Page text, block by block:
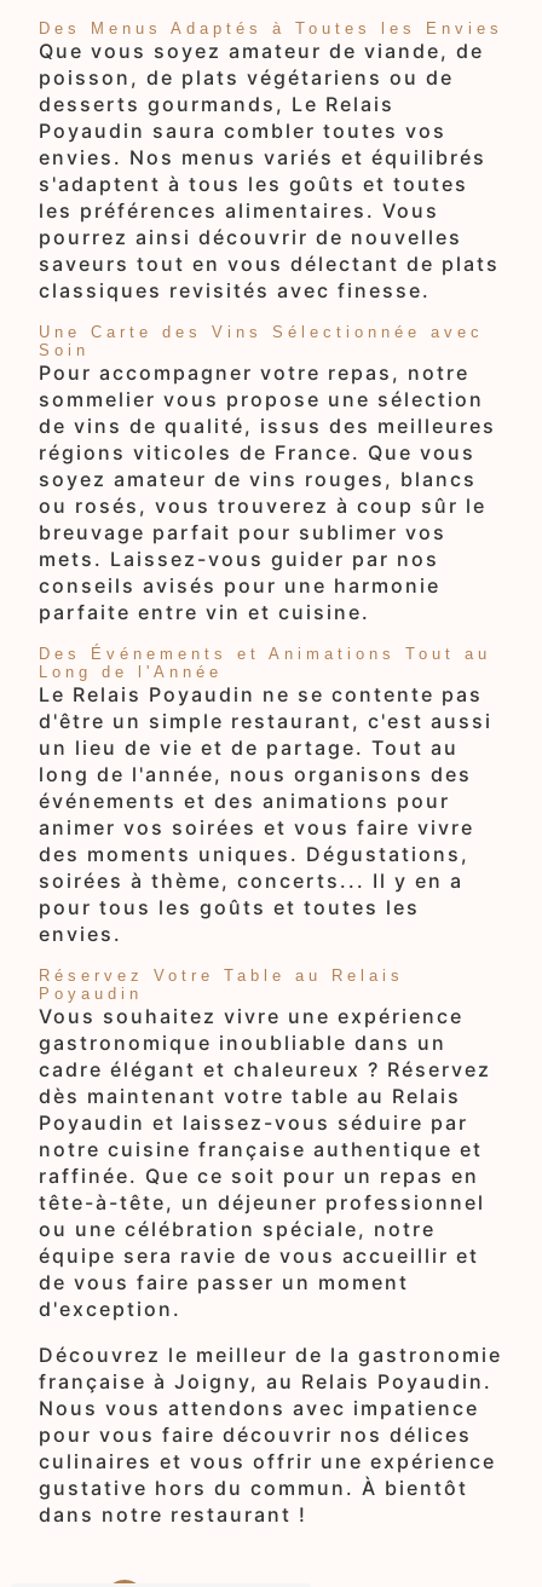
Des Menus Adaptés à Toutes les Envies
Que vous soyez amateur de viande, de
poisson, de plats végétariens ou de
desserts gourmands, Le Relais
Poyaudin saura combler toutes vos
envies. Nos menus variés et équilibrés
s'adaptent à tous les goûts et toutes
les préférences alimentaires. Vous
pourrez ainsi découvrir de nouvelles
saveurs tout en vous délectant de plats
classiques revisités avec finesse.
Une Carte des Vins Sélectionnée avec
Soin
Pour accompagner votre repas, notre
sommelier vous propose une sélection
de vins de qualité, issus des meilleures
régions viticoles de France. Que vous
soyez amateur de vins rouges, blancs
ou rosés, vous trouverez à coup sûr le
breuvage parfait pour sublimer vos
mets. Laissez-vous guider par nos
conseils avisés pour une harmonie
parfaite entre vin et cuisine.
Des Événements et Animations Tout au
Long de l'Année
Le Relais Poyaudin ne se contente pas
d'être un simple restaurant, c'est aussi
un lieu de vie et de partage. Tout au
long de l'année, nous organisons des
événements et des animations pour
animer vos soirées et vous faire vivre
des moments uniques. Dégustations,
soirées à thème, concerts... Il y en a
pour tous les goûts et toutes les
envies.
Réservez Votre Table au Relais
Poyaudin
Vous souhaitez vivre une expérience
gastronomique inoubliable dans un
cadre élégant et chaleureux ? Réservez
dès maintenant votre table au Relais
Poyaudin et laissez-vous séduire par
notre cuisine française authentique et
raffinée. Que ce soit pour un repas en
tête-à-tête, un déjeuner professionnel
ou une célébration spéciale, notre
équipe sera ravie de vous accueillir et
de vous faire passer un moment
d'exception.
Découvrez le meilleur de la gastronomie
française à Joigny, au Relais Poyaudin.
Nous vous attendons avec impatience
pour vous faire découvrir nos délices
culinaires et vous offrir une expérience
gustative hors du commun. À bientôt
dans notre restaurant !